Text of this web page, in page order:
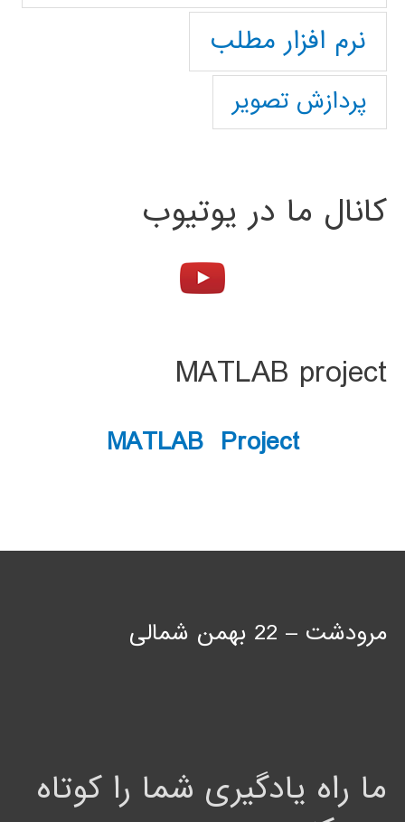
نرم افزار مطلب
پردازش تصویر
کانال ما در یوتیوب
MATLAB project
MATLAB Project
مرودشت – 22 بهمن شمالی
ما راه یادگیری شما را کوتاه